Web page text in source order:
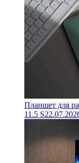
Планшет для
11.5 S